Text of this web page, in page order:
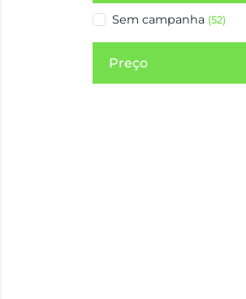
Sem campanha (52)
Preço